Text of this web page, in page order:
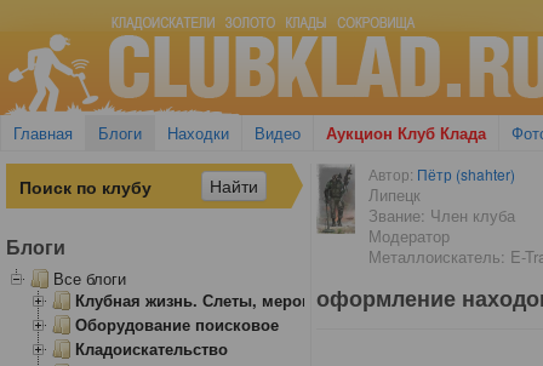
Главная Блоги Находки Видео Аукцион Клуб Клада
Автор: Пётр (shahter)
Липецк
Звание: Член клуба
Модератор
Металлоискатель: E-
оформление
Блоги
Все блоги
Клубная жизнь. Слеты, мероприятия
Оборудование поисковое
Кладоискательство